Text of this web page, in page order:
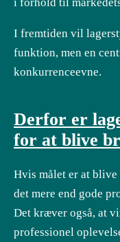
I fremtiden vil
funktion, men en
konkurrenceevne.
Derfor er
for at blive
Hvis målet er at
det mere end gode
Det kræver også, at
professionel